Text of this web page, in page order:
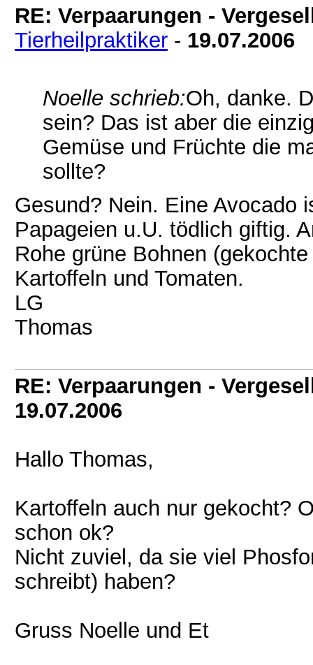
RE: Verpaarungen -
Tierheilpraktiker - 19.07.2006
Noelle schrieb:Oh, danke.
sein? Das ist aber die
Gemüse und Früchte die
sollte?
Gesund? Nein. Eine Avocado
Papageien u.U. tödlich giftig.
Rohe grüne Bohnen
Kartoffeln und Tomaten.
LG
Thomas
RE: Verpaarungen -
19.07.2006
Hallo Thomas,
Kartoffeln auch nur gekocht?
schon ok?
Nicht zuviel, da sie viel
schreibt) haben?
Gruss Noelle und Et